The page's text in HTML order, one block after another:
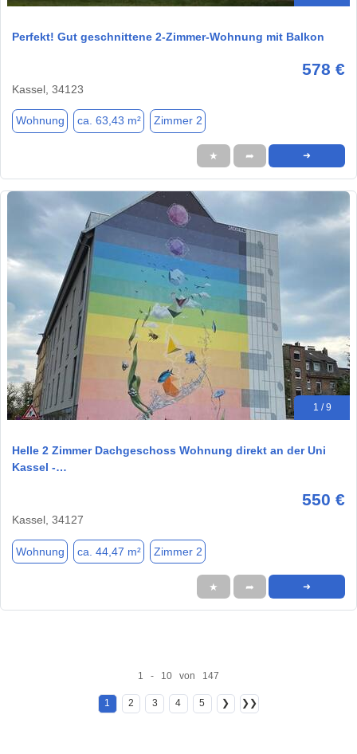
Perfekt! Gut geschnittene 2-Zimmer-Wohnung mit Balkon
578 €
Kassel, 34123
Wohnung ca. 63,43 m² Zimmer 2
★ ➦ ➜
1 / 9
Helle 2 Zimmer Dachgeschoss Wohnung direkt an der Uni
Kassel -…
550 €
Kassel, 34127
Wohnung ca. 44,47 m² Zimmer 2
★ ➦ ➜
1 - 10 von 147
1 2 3 4 5 ❯ ❯❯